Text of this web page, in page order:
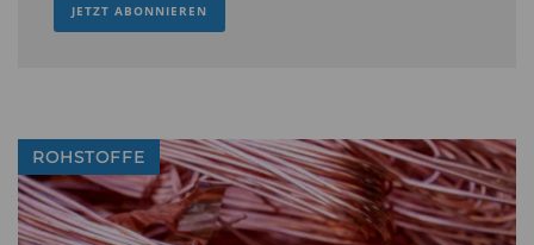
JETZT ABONNIEREN
ROHSTOFFE